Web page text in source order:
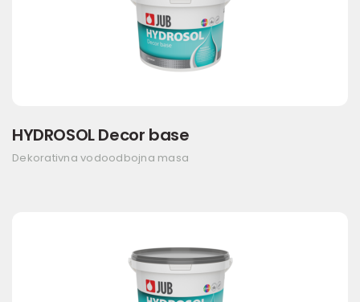
HYDROSOL Decor base
Dekorativna vodoodbojna masa